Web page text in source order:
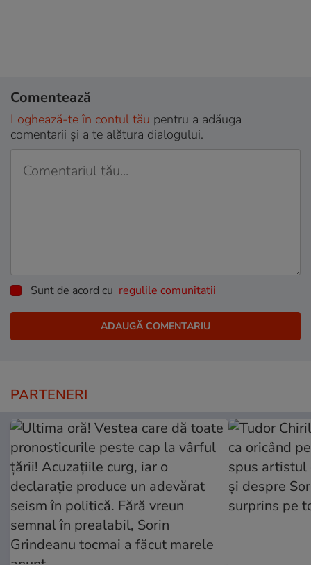
Comentează
Loghează-te în contul tău pentru a adăuga
comentarii și a te alătura dialogului.
Sunt de acord cu regulile comunitatii
PARTENERI